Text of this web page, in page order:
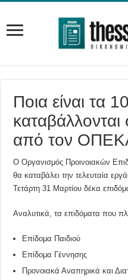
Ποια είναι τα
από τον
Ο Οργανισμός Προινοιακών
θα καταβάλει την τελευταία
Τετάρτη 31 Μαρτίου δέκα
Αναλυτικά, τα επιδόματα που
Επίδομα Παιδιού
Επίδομα Γέννησης
Προνοιακά Αναπηρικά και